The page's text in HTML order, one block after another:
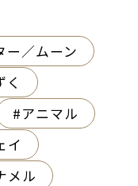
ー／ムーン
く
アニマル
イ
メル